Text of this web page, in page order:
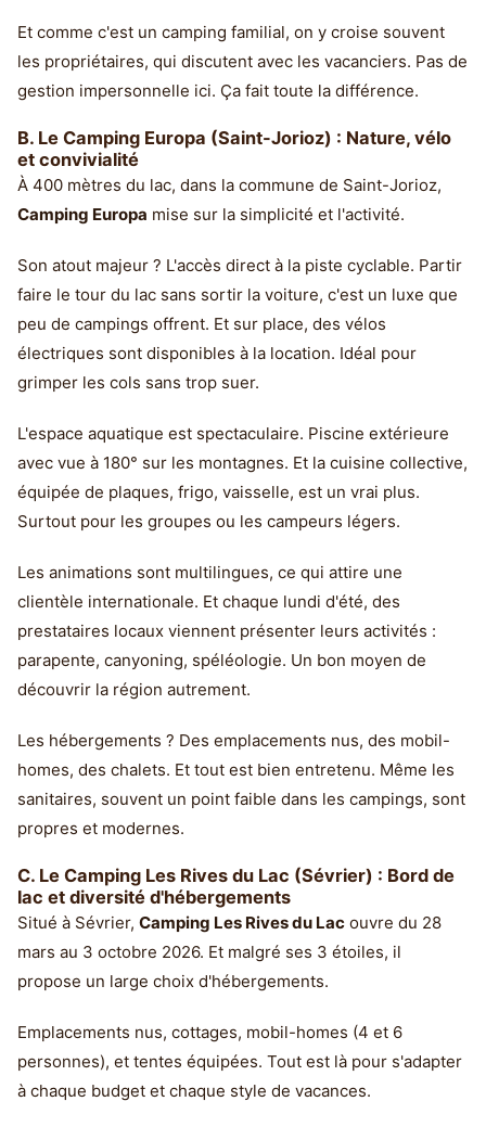
Et comme c'est un camping familial, on y croise souvent
les propriétaires, qui discutent avec les vacanciers. Pas de
gestion impersonnelle ici. Ça fait toute la différence.
B. Le Camping Europa (Saint-Jorioz) : Nature, vélo
et convivialité
À 400 mètres du lac, dans la commune de Saint-Jorioz,
Camping Europa mise sur la simplicité et l'activité.
Son atout majeur ? L'accès direct à la piste cyclable. Partir
faire le tour du lac sans sortir la voiture, c'est un luxe que
peu de campings offrent. Et sur place, des vélos
électriques sont disponibles à la location. Idéal pour
grimper les cols sans trop suer.
L'espace aquatique est spectaculaire. Piscine extérieure
avec vue à 180° sur les montagnes. Et la cuisine collective,
équipée de plaques, frigo, vaisselle, est un vrai plus.
Surtout pour les groupes ou les campeurs légers.
Les animations sont multilingues, ce qui attire une
clientèle internationale. Et chaque lundi d'été, des
prestataires locaux viennent présenter leurs activités :
parapente, canyoning, spéléologie. Un bon moyen de
découvrir la région autrement.
Les hébergements ? Des emplacements nus, des mobil-
homes, des chalets. Et tout est bien entretenu. Même les
sanitaires, souvent un point faible dans les campings, sont
propres et modernes.
C. Le Camping Les Rives du Lac (Sévrier) : Bord de
lac et diversité d'hébergements
Situé à Sévrier, Camping Les Rives du Lac ouvre du 28
mars au 3 octobre 2026. Et malgré ses 3 étoiles, il
propose un large choix d'hébergements.
Emplacements nus, cottages, mobil-homes (4 et 6
personnes), et tentes équipées. Tout est là pour s'adapter
à chaque budget et chaque style de vacances.